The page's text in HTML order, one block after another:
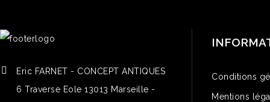
Eric FARNET - CONCEPT ANTIQUES
6 Traverse Eole 13013 Marseille -
Conditions
Mentions